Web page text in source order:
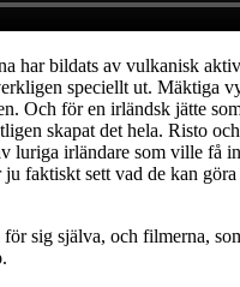
har bildats av vulkanisk
speciellt ut. Mäktiga
Och för en irländsk jätte
skapat det hela. Risto
luriga irländare som ville få
faktiskt sett vad de kan
för sig själva, och filmerna,